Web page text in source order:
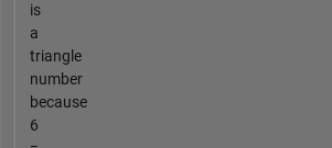
is
a
triangle
number
because
6